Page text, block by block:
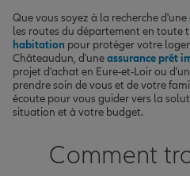
Que vous soyez à la recherche d'une
les routes du département en toute
habitation pour protéger votre
Châteaudun, d'uneassurance prêt
projet d'achat en Eure-et-Loir ou
prendre soin de vous et de votre
écoute pour vous guider vers la
situation et à votre budget.
Comment